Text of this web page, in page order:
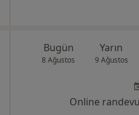
Bugün
8 Ağustos
Yarın
9 Ağustos
Online